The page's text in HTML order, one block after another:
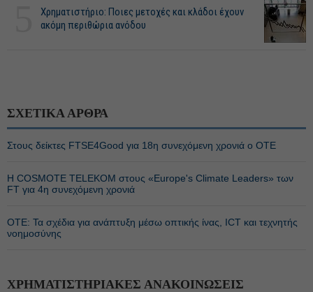
Χρηματιστήριο: Ποιες μετοχές και κλάδοι έχουν
ακόμη περιθώρια ανόδου
ΣΧΕΤΙΚΑ ΑΡΘΡΑ
Στους δείκτες FTSE4Good για 18η συνεχόμενη χρονιά ο ΟΤΕ
Η COSMOTE TELEKOM στους «Europe's Climate Leaders» των
FT για 4η συνεχόμενη χρονιά
ΟΤΕ: Τα σχέδια για ανάπτυξη μέσω οπτικής ίνας, ICT και τεχνητής
νοημοσύνης
ΧΡΗΜΑΤΙΣΤΗΡΙΑΚΕΣ ΑΝΑΚΟΙΝΩΣΕΙΣ